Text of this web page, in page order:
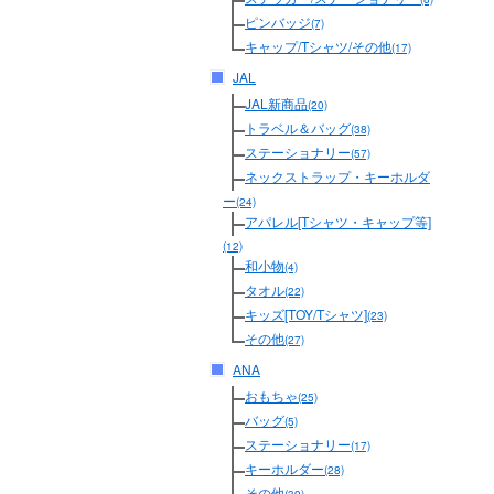
ピンバッジ(7)
キャップ/Tシャツ/その他(17)
JAL
JAL新商品(20)
トラベル＆バッグ(38)
ステーショナリー(57)
ネックストラップ・キーホルダ
ー(24)
アパレル[Tシャツ・キャップ等]
(12)
和小物(4)
タオル(22)
キッズ[TOY/Tシャツ](23)
その他(27)
ANA
おもちゃ(25)
バッグ(5)
ステーショナリー(17)
キーホルダー(28)